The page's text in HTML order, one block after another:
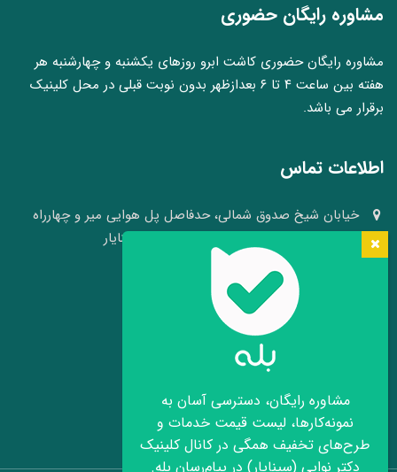
مشاوره رایگان حضوری
مشاوره رایگان حضوری کاشت ابرو روزهای یکشنبه و چهارشنبه هر
هفته بین ساعت ۴ تا ۶ بعدازظهر بدون نوبت قبلی در محل کلینیک
برقرار می باشد.
اطلاعات تماس
خیابان شیخ صدوق شمالی، حدفاصل پل هوایی میر و چهارراه
وکلا، نبش کوچه ۴۱، کلینیک پوست و مو سینایار
info[at]hairheadface.com
موقعیت کلینیک روی نقشه
مشاوره رایگان، دسترسی آسان به
نمونه‌کارها، لیست قیمت خدمات و
طرح‌های تخفیف همگی در کانال کلینیک
دکتر نوایی (سینایار) در پیام‌رسان بله.